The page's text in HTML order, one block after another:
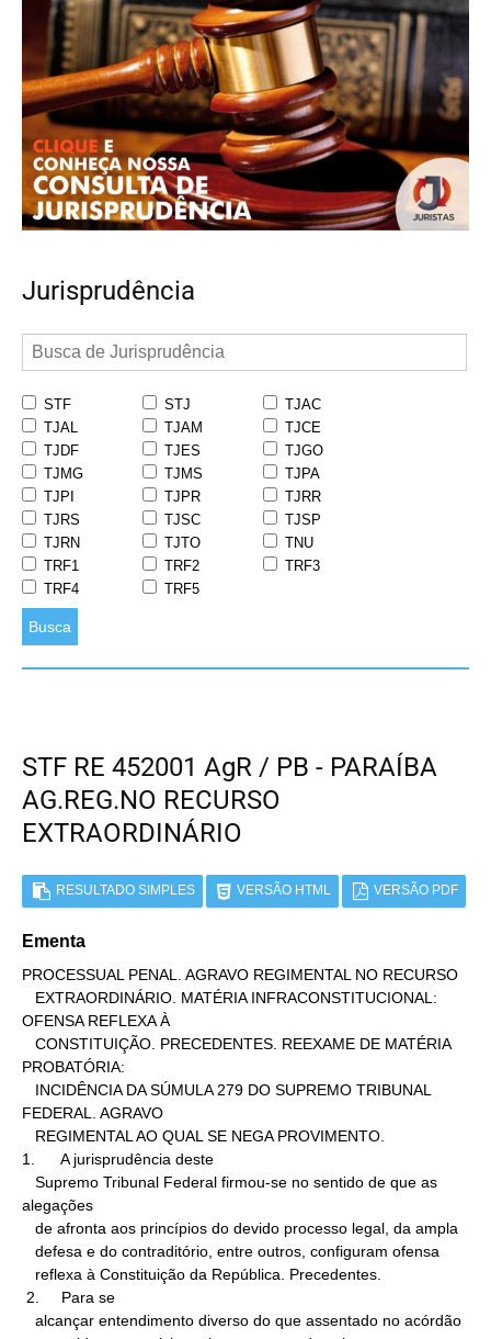
Jurisprudência
STF STJ
TJAC
TJAL
TJAM
TJCE
TJDF
TJES
TJGO
TJMG
TJMS
TJPA
TJPI
TJPR
TJRR
TJRS
TJSC
TJSP
TJRN
TJTO
TNU
TRF1
TRF2
TRF3
TRF4
TRF5
Busca
STF RE 452001 AgR / PB - PARAÍBA
AG.REG.NO RECURSO
EXTRAORDINÁRIO
RESULTADO SIMPLES VERSÃO HTML VERSÃO PDF
Ementa
PROCESSUAL PENAL. AGRAVO REGIMENTAL NO RECURSO
OFENSA REFLEXA À
PROBATÓRIA:
FEDERAL. AGRAVO
1.      A jurisprudência deste
alegações